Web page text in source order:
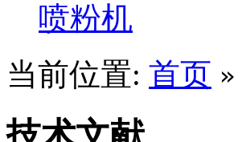
喷粉机
当前位置: 首页 »